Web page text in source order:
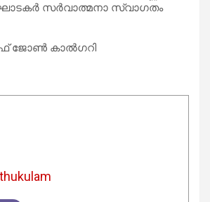
സർവാത്മനാ സ്വാഗതം
ജോൺ കാൽഗറി